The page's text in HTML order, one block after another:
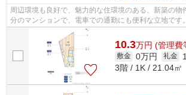
周辺環境も良好で、魅力的な住環境のある、新築の物
分のマンションで、電車での通勤にも便利な立地です
タイプになります。お客様のご希望の条...
10.3万円 (管理費
敷金 0万円 礼金
3階 / 1K / 21.04㎡